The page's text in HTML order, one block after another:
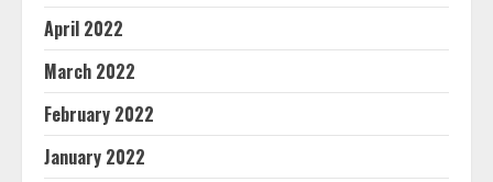
April 2022
March 2022
February 2022
January 2022